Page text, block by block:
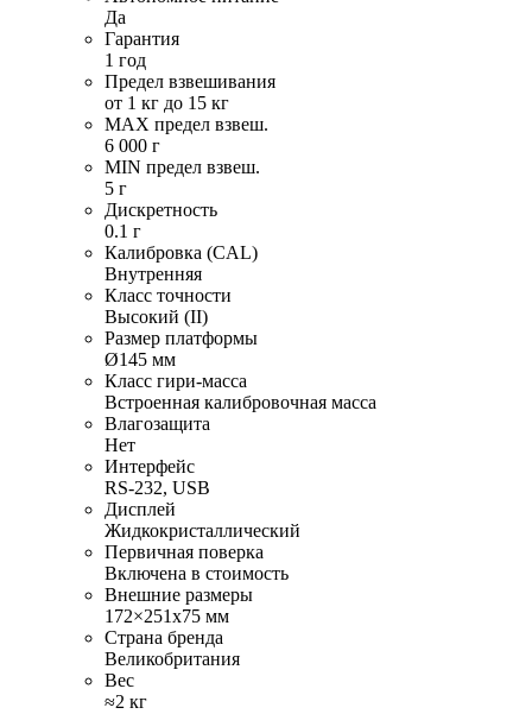
Да
Гарантия
1 год
Предел взвешивания
от 1 кг до 15 кг
MAX предел взвеш.
6 000 г
MIN предел взвеш.
5 г
Дискретность
0.1 г
Калибровка (CAL)
Внутренняя
Класс точности
Высокий (II)
Размер платформы
Ø145 мм
Класс гири-масса
Встроенная калибровочная масса
Влагозащита
Нет
Интерфейс
RS-232, USB
Дисплей
Жидкокристаллический
Первичная поверка
Включена в стоимость
Внешние размеры
172×251х75 мм
Страна бренда
Великобритания
Вес
≈2 кг